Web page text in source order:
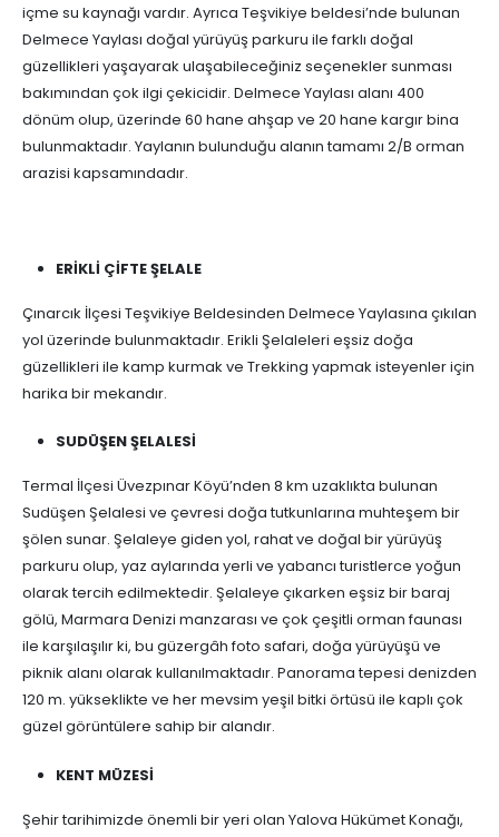
içme su kaynağı vardır. Ayrıca Teşvikiye beldesi’nde bulunan
Delmece Yaylası doğal yürüyüş parkuru ile farklı doğal
güzellikleri yaşayarak ulaşabileceğiniz seçenekler sunması
bakımından çok ilgi çekicidir. Delmece Yaylası alanı 400
dönüm olup, üzerinde 60 hane ahşap ve 20 hane kargır bina
bulunmaktadır. Yaylanın bulunduğu alanın tamamı 2/B orman
arazisi kapsamındadır.
ERİKLİ ÇİFTE ŞELALE
Çınarcık İlçesi Teşvikiye Beldesinden Delmece Yaylasına çıkılan
yol üzerinde bulunmaktadır. Erikli Şelaleleri eşsiz doğa
güzellikleri ile kamp kurmak ve Trekking yapmak isteyenler için
harika bir mekandır.
SUDÜŞEN ŞELALESİ
Termal İlçesi Üvezpınar Köyü’nden 8 km uzaklıkta bulunan
Sudüşen Şelalesi ve çevresi doğa tutkunlarına muhteşem bir
şölen sunar. Şelaleye giden yol, rahat ve doğal bir yürüyüş
parkuru olup, yaz aylarında yerli ve yabancı turistlerce yoğun
olarak tercih edilmektedir. Şelaleye çıkarken eşsiz bir baraj
gölü, Marmara Denizi manzarası ve çok çeşitli orman faunası
ile karşılaşılır ki, bu güzergâh foto safari, doğa yürüyüşü ve
piknik alanı olarak kullanılmaktadır. Panorama tepesi denizden
120 m. yükseklikte ve her mevsim yeşil bitki örtüsü ile kaplı çok
güzel görüntülere sahip bir alandır.
KENT MÜZESİ
Şehir tarihimizde önemli bir yeri olan Yalova Hükümet Konağı,